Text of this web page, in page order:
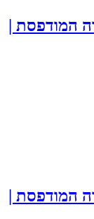
המודפסת |
המודפסת |